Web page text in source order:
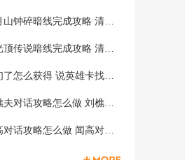
燕云十六声隐月山钟碎暗线完成攻略 清河隐月山钟碎暗涌怎么触发
燕云十六声佛光顶传说暗线完成攻略 清河佛光顶传说暗涌怎么触发
逆水寒找到你们了怎么获得 说英雄卡找到你们了获得方法
燕云十六声刘樵夫对话攻略怎么做 刘樵夫对话结交攻略一览
燕云十六声闻高对话攻略怎么做 闻高对话结交攻略一览